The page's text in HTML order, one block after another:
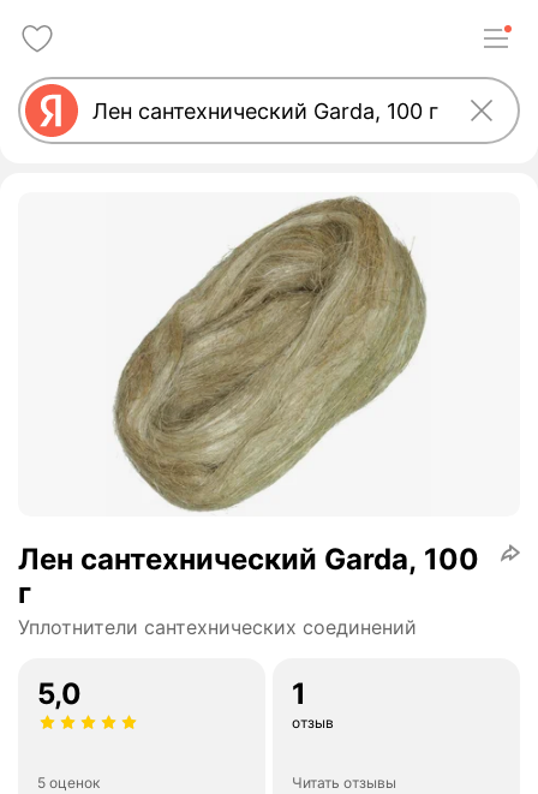
Лен сантехнический Garda, 100
г
Уплотнители сантехнических соединений
5,0
5 оценок
1
отзыв
Читать отзывы